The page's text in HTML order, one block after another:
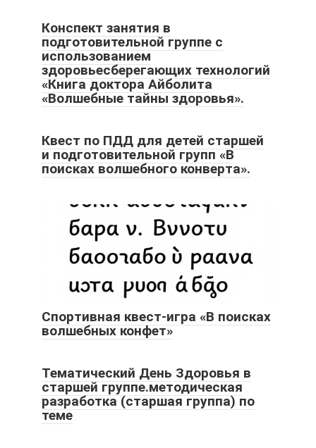
Конспект занятия в
подготовительной группе с
использованием
здоровьесберегающих технологий
«Книга доктора Айболита
«Волшебные тайны здоровья».
Квест по ПДД для детей старшей
и подготовительной групп «В
поисках волшебного конверта».
Спортивная квест-игра «В поисках
волшебных конфет»
Тематический День Здоровья в
старшей группе.методическая
разработка (старшая группа) по
теме